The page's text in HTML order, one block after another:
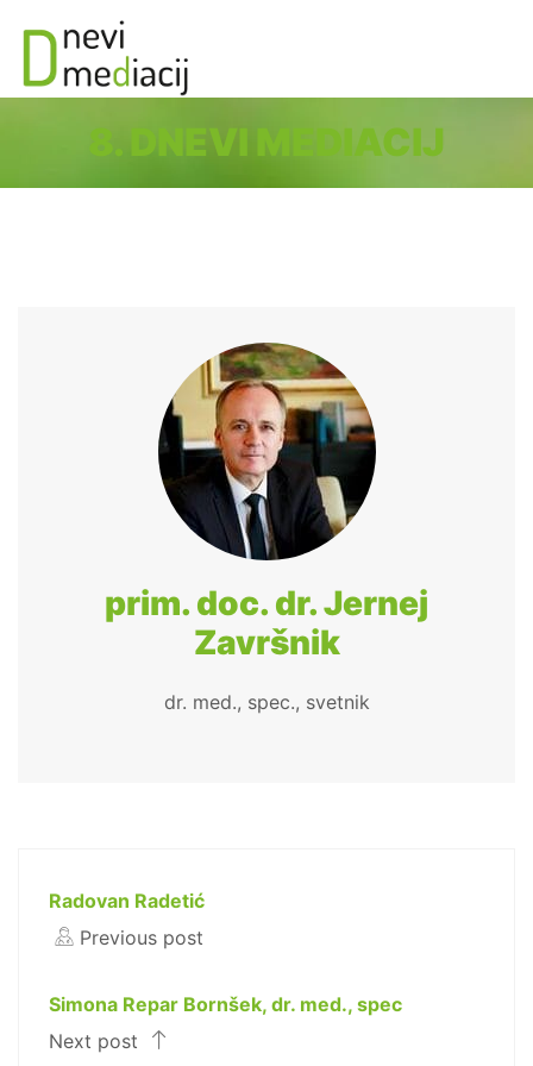
8. DNEVI MEDIACIJ
prim. doc. dr. Jernej
Završnik
dr. med., spec., svetnik
Radovan Radetić
Previous post
Simona Repar Bornšek, dr. med., spec
Next post